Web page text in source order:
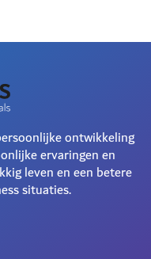
ontwikkeling
ervaringen en
leven en een betere
situaties.